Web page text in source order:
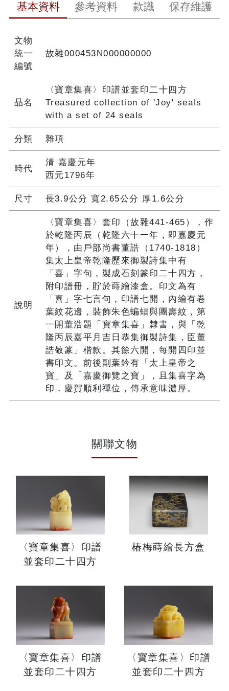
基本資料 參考資料 款識 保存維護
文物
統一
編號
故雜000453N000000000
品名
〈寶章集喜〉印譜並套印二十四方
Treasured collection of 'Joy' seals
with a set of 24 seals
分類 雜項
時代
清 嘉慶元年
西元1796年
尺寸 長3.9公分 寬2.65公分 厚1.6公分
說明
〈寶章集喜〉套印（故雜441-465），作
於乾隆丙辰（乾隆六十一年，即嘉慶元
年），由戶部尚書董誥（1740-1818）
集太上皇帝乾隆歷來御製詩集中有
「喜」字句，製成石刻篆印二十四方，
附印譜冊，貯於蒔繪漆盒。印文為有
「喜」字七言句，印譜七開，內繪有卷
葉紋花邊，裝飾朱色蝙蝠與團壽紋，第
一開董浩題「寶章集喜」隸書，與「乾
隆丙辰嘉平月吉日恭集御製詩集，臣董
誥敬篆」楷款。其餘六開，每開四印並
書印文。前後副葉鈐有「太上皇帝之
寶」及「嘉慶御覽之寶」，且集喜字為
印，慶賀順利禪位，傳承意味濃厚。
關聯文物
〈寶章集喜〉印譜
並套印二十四方
椿梅蒔繪長方盒
〈寶章集喜〉印譜
並套印二十四方
〈寶章集喜〉印譜
並套印二十四方